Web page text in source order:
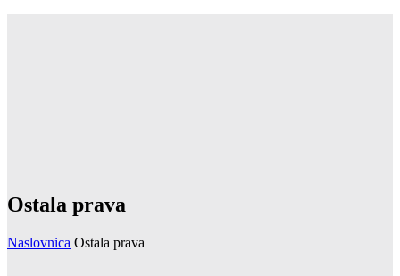
Ostala prava
Naslovnica Ostala prava